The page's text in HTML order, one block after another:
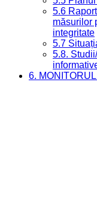
5.6
măsurilor
integritate
5.7
5.8.
6.